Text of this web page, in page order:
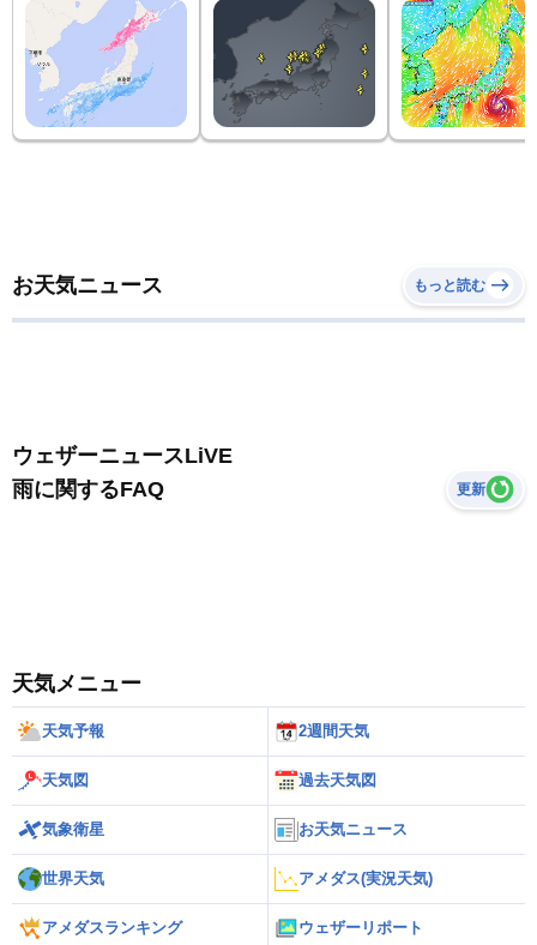
お天気ニュース もっと読む
ウェザーニュースLiVE
雨に関するFAQ
更新
天気メニュー
天気予報 2週間天気
天気図 過去天気図
気象衛星 お天気ニュース
世界天気 アメダス(実況天気)
アメダスランキング ウェザーリポート